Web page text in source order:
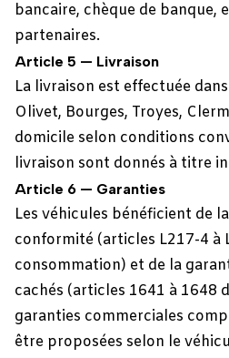
bancaire, chèque de banque,
partenaires.
Article 5 — Livraison
La livraison est effectuée
Olivet, Bourges, Troyes,
domicile selon conditions
livraison sont donnés à titre
Article 6 — Garanties
Les véhicules bénéficient de
conformité (articles L217-4 à
consommation) et de la
cachés (articles 1641 à 1648
garanties commerciales
être proposées selon le